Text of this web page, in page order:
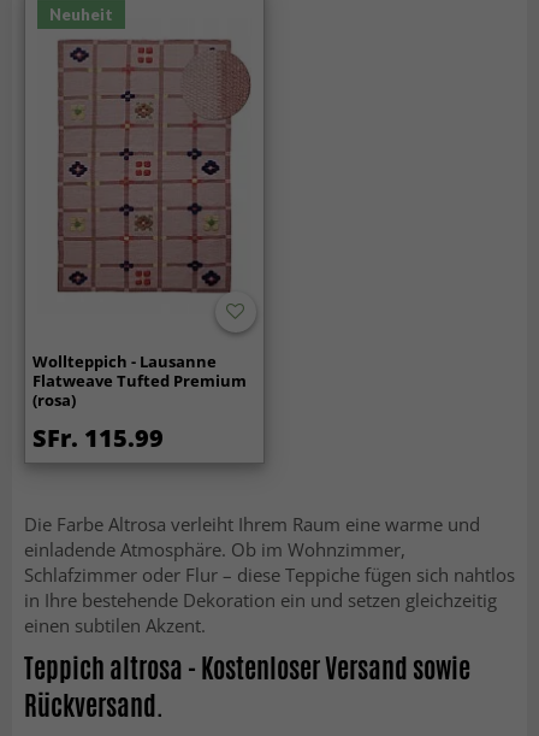
Neuheit
Wollteppich - Lausanne
Flatweave Tufted Premium
(rosa)
SFr. 115.99
Die Farbe Altrosa verleiht Ihrem Raum eine warme und
einladende Atmosphäre. Ob im Wohnzimmer,
Schlafzimmer oder Flur – diese Teppiche fügen sich nahtlos
in Ihre bestehende Dekoration ein und setzen gleichzeitig
einen subtilen Akzent.
Teppich altrosa - Kostenloser Versand sowie
Rückversand.